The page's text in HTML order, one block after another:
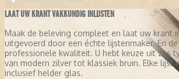
LAAT UW KRANT VAKKUNDIG INLIJSTEN
Maak de beleving compleet en laat uw krant
uitgevoerd door een échte lijstenmaker. En
professionele kwaliteit. U hebt keuze uit zes
van modern zilver tot klassiek bruin. Elke lijst
inclusief helder glas.